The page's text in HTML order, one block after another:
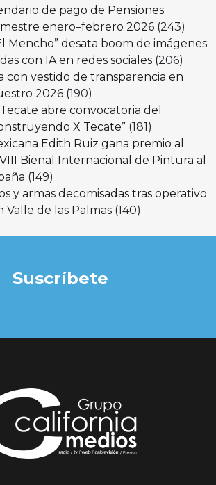
de pago de Pensiones
enero–febrero 2026 (243)
Mencho” desata boom de imágenes
con IA en redes sociales (206)
con vestido de transparencia en
2026 (190)
abre convocatoria del
X Tecate” (181)
Edith Ruiz gana premio al
Bienal Internacional de Pintura al
(149)
y armas decomisadas tras operativo
Valle de las Palmas (140)
Suscríbete